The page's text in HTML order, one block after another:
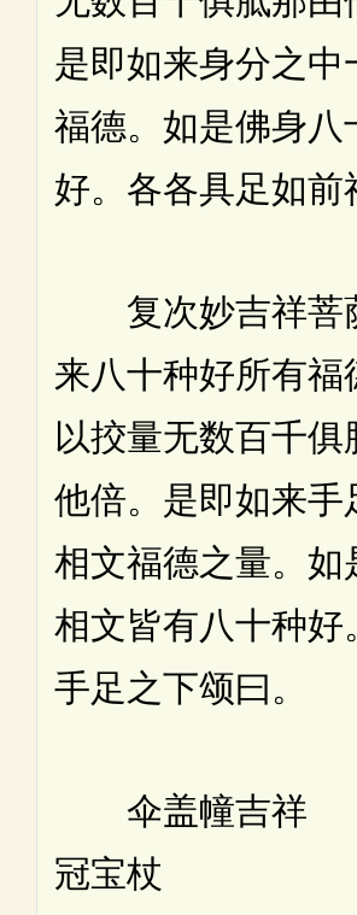
是即如来身分之中
福德。如是佛身八
好。各各具足如前
复次妙吉祥菩
来八十种好所有福
以挍量无数百千俱
他倍。是即如来手
相文福德之量。如
相文皆有八十种好
手足之下颂曰。
伞盖幢吉祥
冠宝杖